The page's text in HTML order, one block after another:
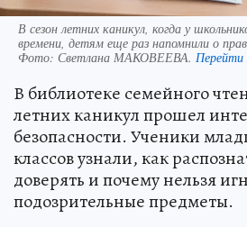
В сезон летних каникул, когда у
времени, детям еще раз напомнили о
Фото: Светлана МАКОВЕЕВА.
В библиотеке семейного
летних каникул прошел
безопасности. Ученики
классов узнали, как
доверять и почему нельзя
подозрительные предметы.